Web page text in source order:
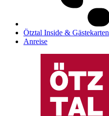
Ötztal Inside & Gästekarten
Anreise